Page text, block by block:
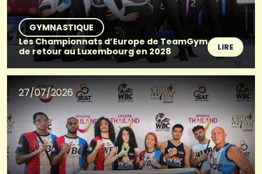
GYMNASTIQUE
Les Championnats d’Europe de TeamGym
de retour au Luxembourg en 2028
LIRE
27/07/2026